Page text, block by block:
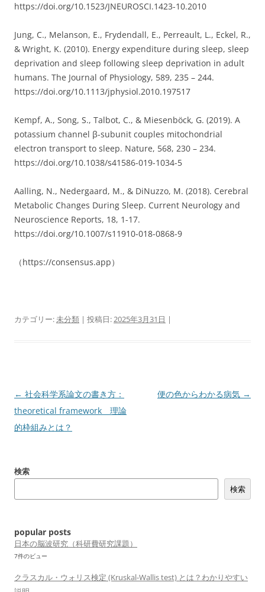
https://doi.org/10.1523/JNEUROSCI.1423-10.2010
Jung, C., Melanson, E., Frydendall, E., Perreault, L., Eckel, R.,
& Wright, K. (2010). Energy expenditure during sleep, sleep
deprivation and sleep following sleep deprivation in adult
humans. The Journal of Physiology, 589, 235 – 244.
https://doi.org/10.1113/jphysiol.2010.197517
Kempf, A., Song, S., Talbot, C., & Miesenböck, G. (2019). A
potassium channel β-subunit couples mitochondrial
electron transport to sleep. Nature, 568, 230 – 234.
https://doi.org/10.1038/s41586-019-1034-5
Aalling, N., Nedergaard, M., & DiNuzzo, M. (2018). Cerebral
Metabolic Changes During Sleep. Current Neurology and
Neuroscience Reports, 18, 1-17.
https://doi.org/10.1007/s11910-018-0868-9
（https://consensus.app）
カテゴリー:未分類 | 投稿日:2025年3月31日 |
投
稿
ナ
ー
← 社会科学系論文の書き方：
theoretical framework 理論
的枠組みとは？
便の色からわかる病気 →
検索
検索
popular posts
日本の脳波研究（科研費研究課題）
7件のビュー
クラスカル・ウォリス検定 (Kruskal-Wallis test) とは？わかりやすい